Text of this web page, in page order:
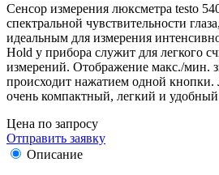
Сенсор измерения люксметра testo
спектральной чувствительности
идеальным для измерения
Hold у прибора служит для легкого
измерений. Отображение макс./мин.
происходит нажатием одной кнопки.
очень компактный, легкий и
Цена по запросу
Отправить заявку
Описание